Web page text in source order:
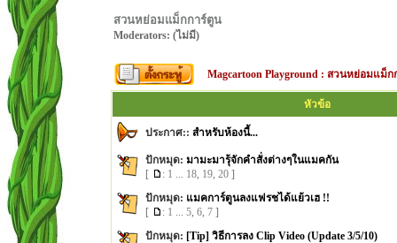
สวนหย่อมแม็กการ์ตูน
Moderators: (ไม่มี)
Magcartoon Playground : สวนหย่อมแม็ก
หัวข้อ
ประกาศ:: สำหรับห้องนี้...
ปักหมุด: มามะมารุ้จักคำสั่งต่างๆในแมคกัน
[
: 1 ... 18, 19,20 ]
ปักหมุด: แมคการ์ตูนลงแฟรชได้แย้วเฮ !!
[
: 1 ...5,6,7 ]
ปักหมุด: [Tip] วิธีการลง Clip Video (Update 3/5/10)